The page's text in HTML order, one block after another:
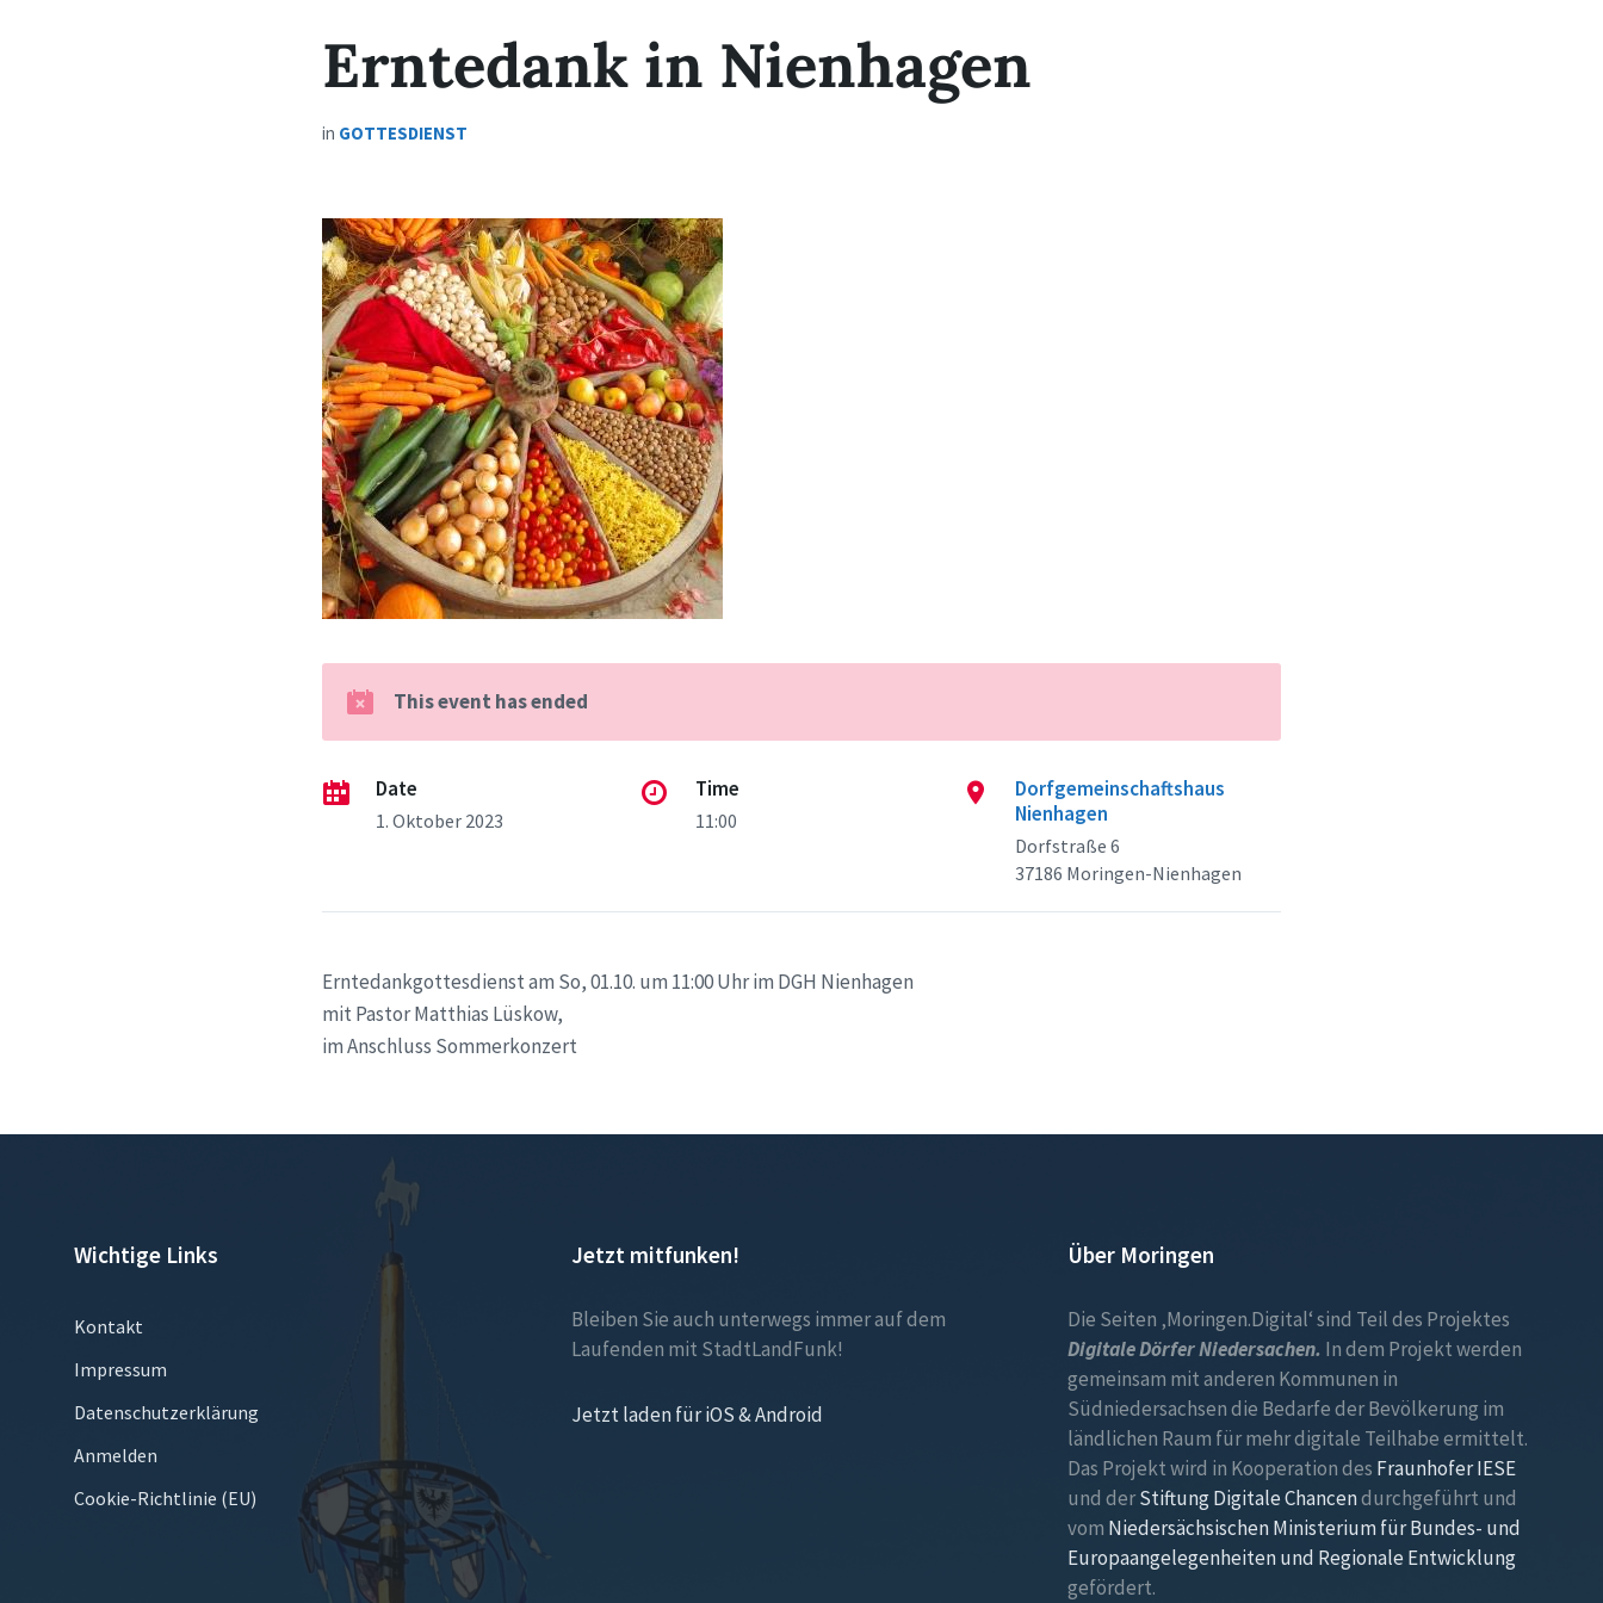
Erntedank in Nienhagen
in GOTTESDIENST
This event has ended
Date
1. Oktober 2023
Time
11:00
Dorfgemeinschaftshaus
Nienhagen
Dorfstraße 6
37186 Moringen-Nienhagen
Erntedankgottesdienst am So, 01.10. um 11:00 Uhr im DGH Nienhagen
mit Pastor Matthias Lüskow,
im Anschluss Sommerkonzert
Wichtige Links
Kontakt
Impressum
Datenschutzerklärung
Anmelden
Cookie-Richtlinie (EU)
Jetzt mitfunken!
Bleiben Sie auch unterwegs immer auf dem
Laufenden mit StadtLandFunk!
Jetzt laden für iOS & Android
Über Moringen
Die Seiten ‚Moringen.Digital‘ sind Teil des Projektes
Digitale Dörfer Niedersachen. In dem Projekt werden
gemeinsam mit anderen Kommunen in
Südniedersachsen die Bedarfe der Bevölkerung im
ländlichen Raum für mehr digitale Teilhabe ermittelt.
Das Projekt wird in Kooperation des Fraunhofer IESE
und derStiftung Digitale Chancendurchgeführt und
vom Niedersächsischen Ministerium für Bundes- und
Europaangelegenheiten und Regionale Entwicklung
gefördert.